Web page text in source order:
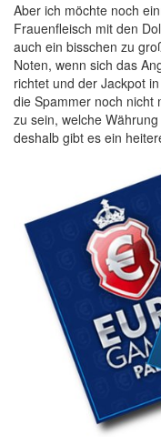
Aber ich möchte noch
Frauenfleisch mit den
auch ein bisschen zu
Noten, wenn sich das
richtet und der Jackpot
die Spammer noch nicht
zu sein, welche
deshalb gibt es ein